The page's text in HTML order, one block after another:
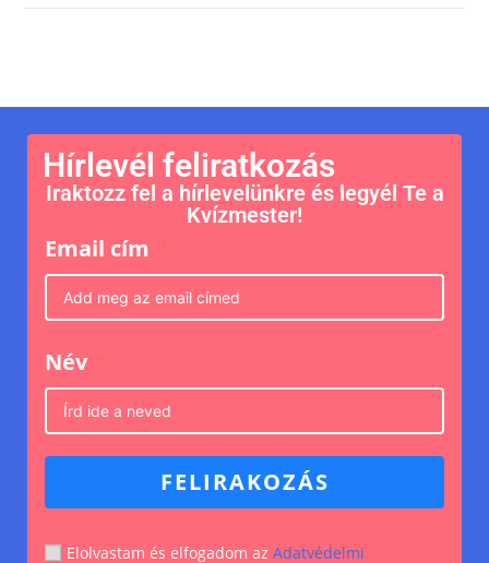
Hírlevél feliratkozás
Iraktozz fel a hírlevelünkre és legyél Te a
Kvízmester!
Email cím
Név
FELIRAKOZÁS
Elolvastam és elfogadom az Adatvédelmi